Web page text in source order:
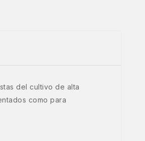
del cultivo de alta
como para